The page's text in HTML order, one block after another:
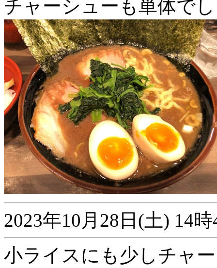
チャーシューも単体で
2023年10月28日(土) 14
小ライスにも少しチャ